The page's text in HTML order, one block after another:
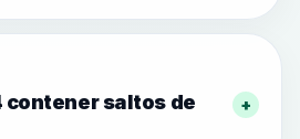
contener saltos de
+